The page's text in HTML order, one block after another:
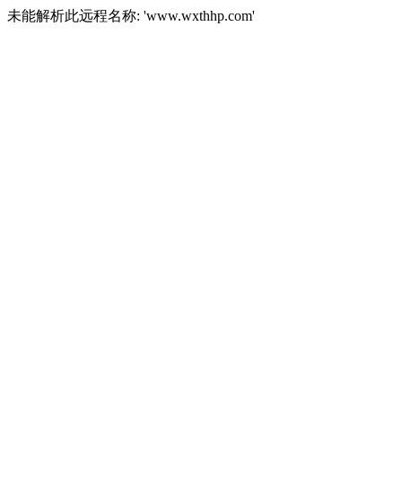
未能解析此远程名称: 'www.wxthhp.com'